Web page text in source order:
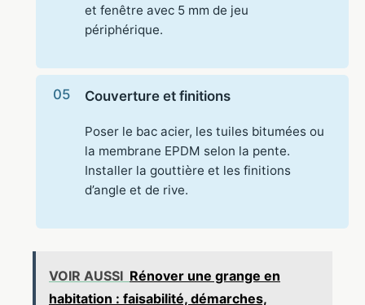
et fenêtre avec 5 mm de jeu
périphérique.
Couverture et finitions
Poser le bac acier, les tuiles bitumées ou
la membrane EPDM selon la pente.
Installer la gouttière et les finitions
d’angle et de rive.
VOIR AUSSI Rénover une grange en
habitation : faisabilité, démarches,